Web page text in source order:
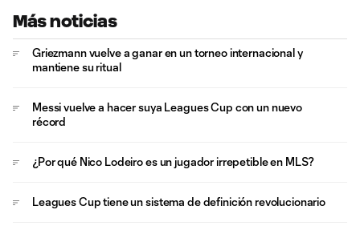
Más noticias
Griezmann vuelve a ganar en un torneo internacional y
mantiene su ritual
Messi vuelve a hacer suya Leagues Cup con un nuevo
récord
¿Por qué Nico Lodeiro es un jugador irrepetible en MLS?
Leagues Cup tiene un sistema de definición revolucionario